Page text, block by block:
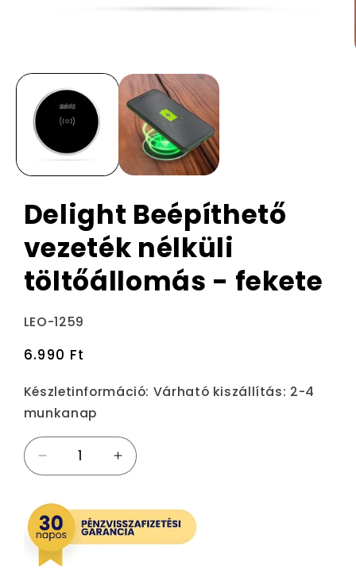
Delight Beépíthető
vezeték nélküli
töltőállomás - fekete
Termékváltozat:
LEO-1259
Normál
6.990 Ft
Készletinformáció: Várható kiszállítás: 2-4
munkanap
Delight
Beépíthető
nélküli
töltőállomás
fekete
Delight
Beépíthető
nélküli
töltőállomás
-